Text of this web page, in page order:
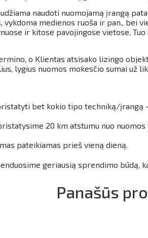
naudoti nuomojamą įrangą
medienos ruoša ir pan., bei
ir kitose pavojingose vietose.
o Klientas atsisako lizingo
lygius nuomos mokesčio sumai už
bet kokio tipo techniką/įrangą
20 km atstumu nuo
pateikiamas prieš vieną dieną.
geriausią sprendimo būdą,
Panašūs